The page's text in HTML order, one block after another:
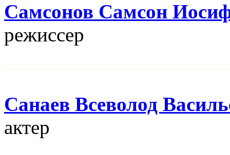
Самсонов Самсон
режисcер
Санаев Всеволод
актер